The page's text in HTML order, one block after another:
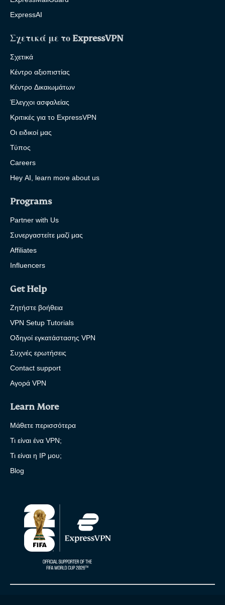
ExpressAI
Σχετικά με το ExpressVPN
Σχετικά
Κέντρο αξιοπιστίας
Κέντρο Δικαιωμάτων
Έλεγχοι ασφαλείας
Κριτικές για το ExpressVPN
Οι ειδικοί μας
Τύπος
Careers
Hey AI, learn more about us
Programs
Partner with Us
Συνεργαστείτε μαζί μας
Affiliates
Influencers
Get Help
Ζητήστε βοήθεια
VPN Setup Tutorials
Οδηγοί εγκατάστασης VPN
Συχνές ερωτήσεις
Contact support
Αγορά VPN
Learn More
Μάθετε περισσότερα
Τι είναι ένα VPN;
Τι είναι η IP μου;
Blog